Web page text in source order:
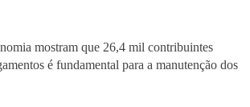
mostram que 26,4 mil contribuintes
é fundamental para a manutenção dos